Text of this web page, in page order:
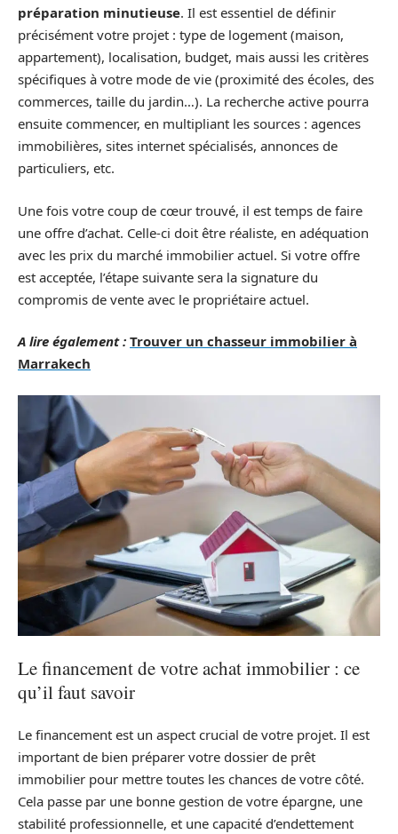
préparation minutieuse. Il est essentiel de définir
précisément votre projet : type de logement (maison,
appartement), localisation, budget, mais aussi les critères
spécifiques à votre mode de vie (proximité des écoles, des
commerces, taille du jardin…). La recherche active pourra
ensuite commencer, en multipliant les sources : agences
immobilières, sites internet spécialisés, annonces de
particuliers, etc.
Une fois votre coup de cœur trouvé, il est temps de faire
une offre d’achat. Celle-ci doit être réaliste, en adéquation
avec les prix du marché immobilier actuel. Si votre offre
est acceptée, l’étape suivante sera la signature du
compromis de vente avec le propriétaire actuel.
A lire également : Trouver un chasseur immobilier à
Marrakech
Le financement de votre achat immobilier : ce
qu’il faut savoir
Le financement est un aspect crucial de votre projet. Il est
important de bien préparer votre dossier de prêt
immobilier pour mettre toutes les chances de votre côté.
Cela passe par une bonne gestion de votre épargne, une
stabilité professionnelle, et une capacité d’endettement